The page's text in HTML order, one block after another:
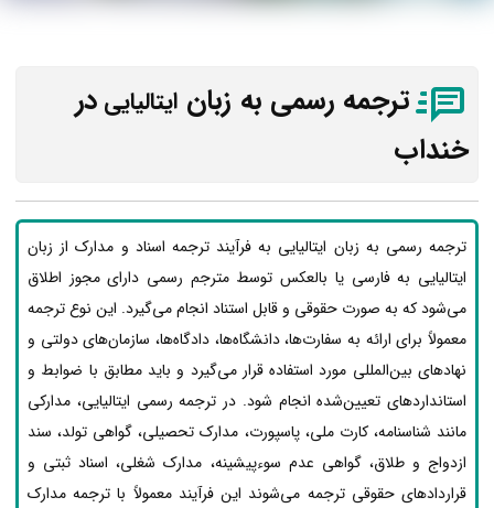
ترجمه رسمی به زبان ایتالیایی در
خنداب
ترجمه رسمی به زبان ایتالیایی به فرآیند ترجمه اسناد و مدارک از زبان
ایتالیایی به فارسی یا بالعکس توسط مترجم رسمی دارای مجوز اطلاق
می‌شود که به صورت حقوقی و قابل استناد انجام می‌گیرد. این نوع ترجمه
معمولاً برای ارائه به سفارت‌ها، دانشگاه‌ها، دادگاه‌ها، سازمان‌های دولتی و
نهادهای بین‌المللی مورد استفاده قرار می‌گیرد و باید مطابق با ضوابط و
استانداردهای تعیین‌شده انجام شود. در ترجمه رسمی ایتالیایی، مدارکی
مانند شناسنامه، کارت ملی، پاسپورت، مدارک تحصیلی، گواهی تولد، سند
ازدواج و طلاق، گواهی عدم سوءپیشینه، مدارک شغلی، اسناد ثبتی و
قراردادهای حقوقی ترجمه می‌شوند این فرآیند معمولاً با ترجمه مدارک